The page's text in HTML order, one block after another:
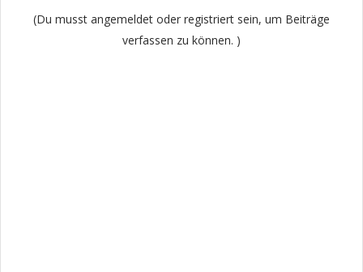
(Du musst angemeldet oder registriert sein, um Beiträge
verfassen zu können. )